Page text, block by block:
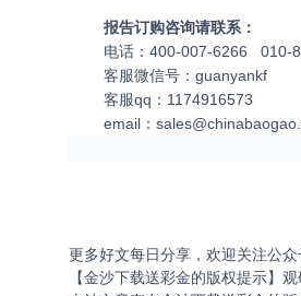
报告订购咨询请联系：
电话：400-007-6266 010-
客服微信号：guanyankf
客服qq：1174916573
email：
更多好文每日分享，欢迎关注公众
【金沙下载送彩金的版权提示】